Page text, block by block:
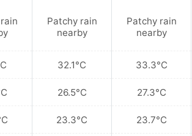
Patchy rain
nearby
32.1°C
26.5°C
23.3°C
Patchy rain
nearby
33.3°C
27.3°C
23.7°C